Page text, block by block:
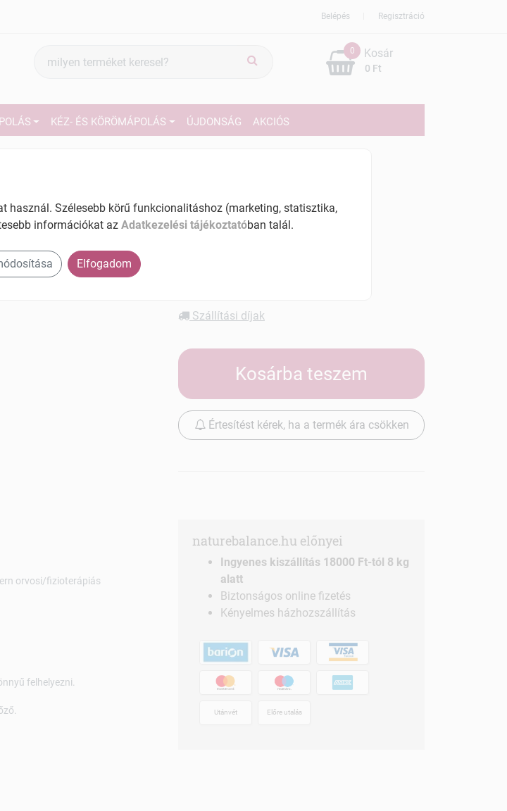
Regisztráció
Belépés
keresés
0
0 Ft
Kosár
KÉZ- ÉS KÖRÖMÁPOLÁS ÚJDONSÁG AKCIÓS
Készletinformáció:
Szállítási díjak
Kosárba teszem
Értesítést kérek, ha a termék ára csökken
orvosi/fizioterápiás
felhelyezni.
naturebalance.hu előnyei
Ingyenes kiszállítás 18000 Ft-tól 8 kg
alatt
Biztonságos online fizetés
Kényelmes házhozszállítás
Utánvét Előre utalás
használ. Szélesebb körű funkcionalitáshoz (marketing, statisztika,
információkat az Adatkezelési tájékoztatóban talál.
Elfogadom